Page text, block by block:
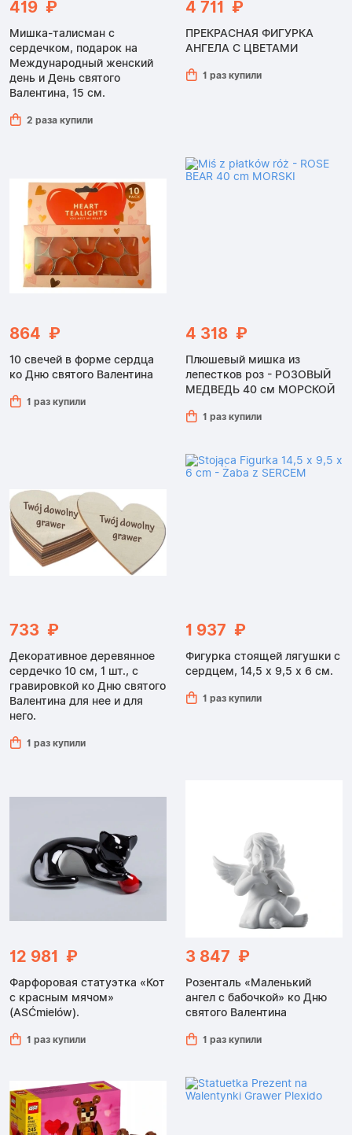
419 ₽
Мишка-талисман с
сердечком, подарок на
Международный женский
день и День святого
Валентина, 15 см.
2 раза купили
4 711 ₽
ПРЕКРАСНАЯ ФИГУРКА
АНГЕЛА С ЦВЕТАМИ
1 раз купили
864 ₽
10 свечей в форме сердца
ко Дню святого Валентина
1 раз купили
4 318 ₽
Плюшевый мишка из
лепестков роз - РОЗОВЫЙ
МЕДВЕДЬ 40 см МОРСКОЙ
1 раз купили
733 ₽
Декоративное деревянное
сердечко 10 см, 1 шт., с
гравировкой ко Дню святого
Валентина для нее и для
него.
1 раз купили
1 937 ₽
Фигурка стоящей лягушки с
сердцем, 14,5 x 9,5 x 6 см.
1 раз купили
12 981 ₽
Фарфоровая статуэтка «Кот
с красным мячом»
(ASĆmielów).
1 раз купили
3 847 ₽
Розенталь «Маленький
ангел с бабочкой» ко Дню
святого Валентина
1 раз купили